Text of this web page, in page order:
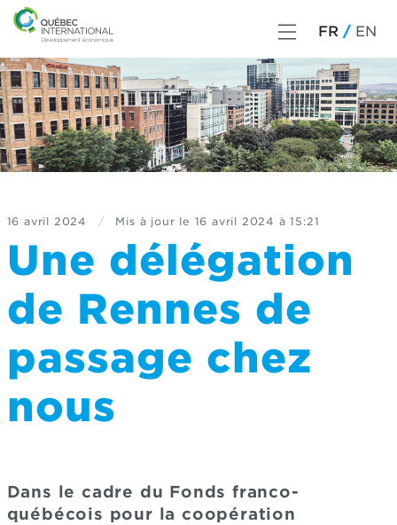
FR EN
16 avril 2024 / Mis à jour le 16 avril 2024 à 15:21
Une délégation
de Rennes de
passage chez
nous
Dans le cadre du Fonds franco-
québécois pour la coopération